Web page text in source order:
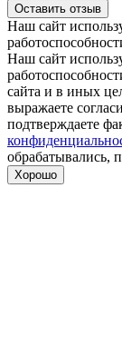
Оставить отзыв
Наш сайт
Наш сайт
сайта и в иных
выражаете
подтверждаете
обрабатывались,
Хорошо